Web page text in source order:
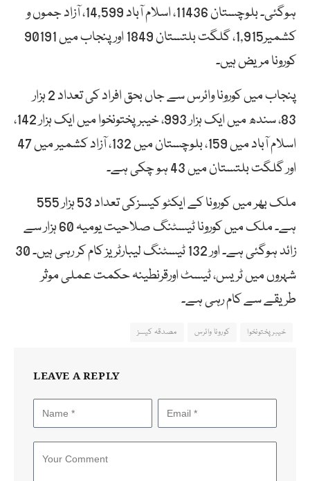
ہوگئی۔ بلوچستان 11436، اسلام آباد 14,599، آزاد جموں و
کشمیر1,915، گلگت بلتستان 1849 اور پنجاب میں 90191
کورونا مریض ہیں۔
پنجاب میں کورونا وائرس سے جاں بحق افراد کی تعداد 2 ہزار
83، سندھ میں ایک ہزار 993، خیبر پختونخوا میں ایک ہزار 142،
اسلام آباد میں 159، بلوچستان میں 132، آزاد کشمیر میں 47
اور گلگت بلتستان میں 43 ہو چکی ہے۔
ملک بھر میں کورونا کے ایکٹو کیسزکی تعداد 53 ہزار 555
ہے۔ ملک میں کورونا ٹیسٹنگ صلاحیت یومیہ 60 ہزار سے
زائد ہوگئی ہے۔ اور 132 ٹیسٹنگ لیبارٹریز کام کر رہی ہیں۔ 30
شہروں میں ٹریس، ٹیسٹ اورقرنطینہ حکمت عملی موثر
طریقے سے کام رہی ہے۔
خیبرپختونخوا کورونا وائرس مصدقہ کیسز
LEAVE A REPLY